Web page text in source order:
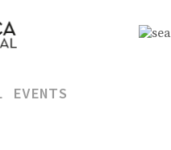
EVENTS